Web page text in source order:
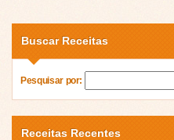
Buscar Receitas
Pesquisar por:
Receitas Recentes